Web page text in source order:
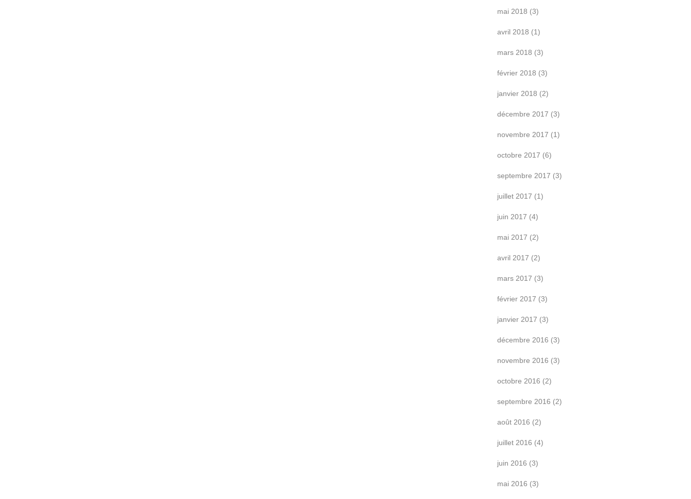
mai 2018 (3)
avril 2018 (1)
mars 2018 (3)
février 2018 (3)
janvier 2018 (2)
décembre 2017 (3)
novembre 2017 (1)
octobre 2017 (6)
septembre 2017 (3)
juillet 2017 (1)
juin 2017 (4)
mai 2017 (2)
avril 2017 (2)
mars 2017 (3)
février 2017 (3)
janvier 2017 (3)
décembre 2016 (3)
novembre 2016 (3)
octobre 2016 (2)
septembre 2016 (2)
août 2016 (2)
juillet 2016 (4)
juin 2016 (3)
mai 2016 (3)